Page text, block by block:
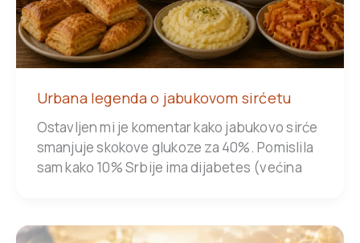
Urbana legenda o jabukovom sirćetu
Ostavljen mi je komentar kako jabukovo sirće
smanjuje skokove glukoze za 40%. Pomislila
sam kako 10% Srbije ima dijabetes (većina